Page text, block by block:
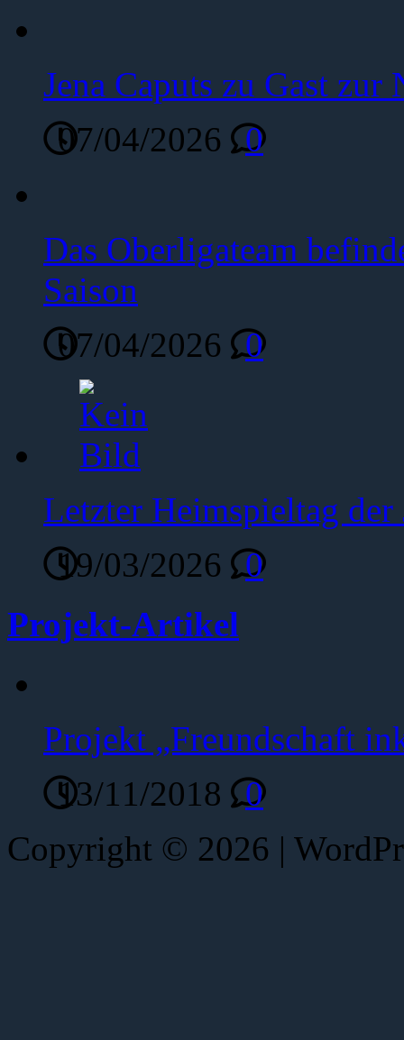
Jena Caputs zu Gast zur
07/04/2026
0
Das Oberligateam
Saison
07/04/2026
0
Letzter Heimspieltag der
19/03/2026
0
Projekt-Artikel
Projekt „Freundschaft
13/11/2018
0
Copyright © 2026 |